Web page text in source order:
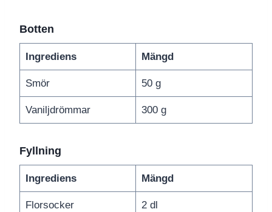
Botten
Ingrediens Mängd
Smör 50 g
Vaniljdrömmar 300 g
Fyllning
Ingrediens Mängd
Florsocker 2 dl